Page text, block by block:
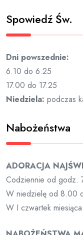
Spowiedź Św.
Dni powszednie:
6.10 do 6.25
17.00 do 17.25
Niedziela: podczas
Nabożeństwa
ADORACJA
Codziennie od godz.
W niedzielę od 8.00
W I czwartek